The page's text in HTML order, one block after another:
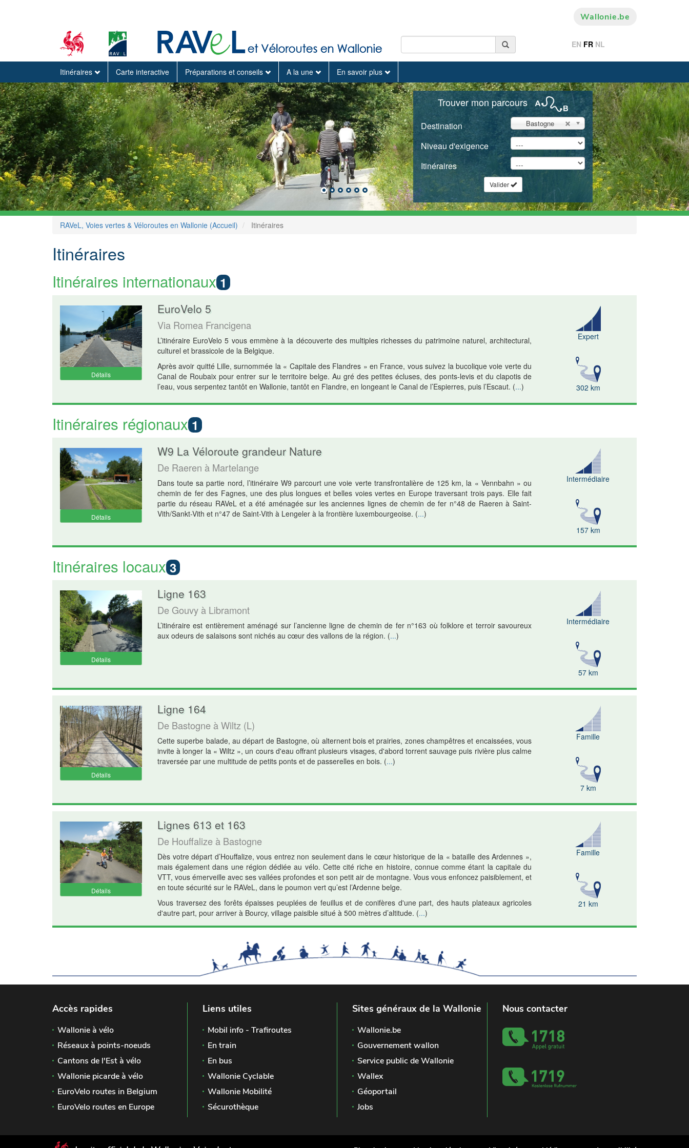
Wallonie.be
EN FR NL
Itinéraires Carte interactive Préparations et conseils A la une En savoir plus
Trouver mon parcours
Destination Bastogne
Niveau d'exigence
Itinéraires
Valider
RAVeL, Voies vertes & Véloroutes en Wallonie (Accueil) Itinéraires
Itinéraires
Itinéraires internationaux 1
Détails
EuroVelo 5
Via Romea Francigena
L’itinéraire EuroVelo 5 vous emmène à la découverte des multiples richesses du patrimoine naturel, architectural,
culturel et brassicole de la Belgique.
Après avoir quitté Lille, surnommée la « Capitale des Flandres » en France, vous suivez la bucolique voie verte du
Canal de Roubaix pour entrer sur le territoire belge. Au gré des petites écluses, des ponts-levis et du clapotis de
l’eau, vous serpentez tantôt en Wallonie, tantôt en Flandre, en longeant le Canal de l’Espierres, puis l’Escaut. (...)
Expert
302 km
Itinéraires régionaux 1
Détails
W9 La Véloroute grandeur Nature
De Raeren à Martelange
Dans toute sa partie nord, l’itinéraire W9 parcourt une voie verte transfrontalière de 125 km, la « Vennbahn » ou
chemin de fer des Fagnes, une des plus longues et belles voies vertes en Europe traversant trois pays. Elle fait
partie du réseau RAVeL et a été aménagée sur les anciennes lignes de chemin de fer n°48 de Raeren à Saint-
Vith/Sankt-Vith et n°47 de Saint-Vith à Lengeler à la frontière luxembourgeoise. (...)
Intermédiaire
157 km
Itinéraires locaux 3
Détails
Ligne 163
De Gouvy à Libramont
L’itinéraire est entièrement aménagé sur l’ancienne ligne de chemin de fer n°163 où folklore et terroir savoureux
aux odeurs de salaisons sont nichés au cœur des vallons de la région. (...)
Intermédiaire
57 km
Détails
Ligne 164
De Bastogne à Wiltz (L)
Cette superbe balade, au départ de Bastogne, où alternent bois et prairies, zones champêtres et encaissées, vous
invite à longer la « Wiltz », un cours d'eau offrant plusieurs visages, d'abord torrent sauvage puis rivière plus calme
traversée par une multitude de petits ponts et de passerelles en bois. (...)
Famille
7 km
Détails
Lignes 613 et 163
De Houffalize à Bastogne
Dès votre départ d’Houffalize, vous entrez non seulement dans le cœur historique de la « bataille des Ardennes »,
mais également dans une région dédiée au vélo. Cette cité riche en histoire, connue comme étant la capitale du
VTT, vous émerveille avec ses vallées profondes et son petit air de montagne. Vous vous enfoncez paisiblement, et
en toute sécurité sur le RAVeL, dans le poumon vert qu’est l’Ardenne belge.
Vous traversez des forêts épaisses peuplées de feuillus et de conifères d'une part, des hauts plateaux agricoles
d'autre part, pour arriver à Bourcy, village paisible situé à 500 mètres d’altitude. (...)
Famille
21 km
Accès rapides
Wallonie à vélo
Réseaux à points-noeuds
Cantons de l'Est à vélo
Wallonie picarde à vélo
EuroVelo routes in Belgium
EuroVelo routes en Europe
Liens utiles
Mobil info - Trafiroutes
En train
En bus
Wallonie Cyclable
Wallonie Mobilité
Sécurothèque
Sites généraux de la Wallonie
Wallonie.be
Gouvernement wallon
Service public de Wallonie
Wallex
Géoportail
Jobs
Nous contacter